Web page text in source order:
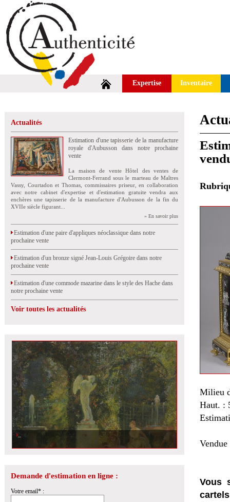
Expertise Inventaire
Actualités
Estimation d'une tapisserie de la manufacture
royale d'Aubusson dans notre prochaine
vente
La maison de vente Hôtel des ventes de
Clermont-Ferrand sous le marteau de Maîtres
Vassy, Courtadon et Thomas, commissaires priseur, en collaboration
avec notre cabinet d'expertise et d'estimation gratuite vendra aux
enchères une tapisserie de la manufacture d'Aubusson de la fin du
XVIIe siècle figurant...
» En savoir plus
Estimation d'une paire d'appliques néoclassique dans notre
prochaine vente
Estimation d'un bronze signé Jean-Louis Grégoire dans notre
prochaine vente
Estimation d'une commode mazarine dans le style des Hache dans
notre prochaine vente
Voir toutes les actualités
Demande d'estimation en ligne :
Votre email* :
Milieu
Haut. :
Vous